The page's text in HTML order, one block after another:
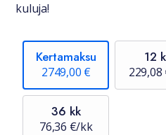
kuluja!
Kertamaksu
2749,00 €
12
36 kk
76,36 €/kk